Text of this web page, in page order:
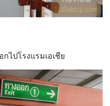
ไปโรงแรมเอเชีย